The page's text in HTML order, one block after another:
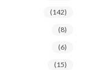
(142)
(8)
(6)
(15)